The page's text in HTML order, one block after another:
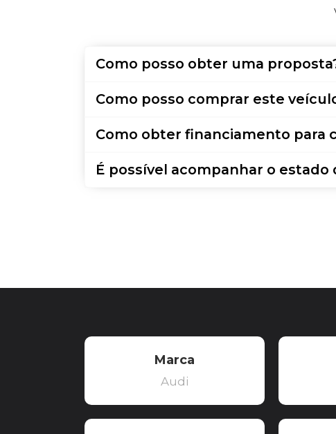
Como posso obter uma
Como posso comprar este
Como obter financiamento para
É possível acompanhar o estado
Marca
Audi